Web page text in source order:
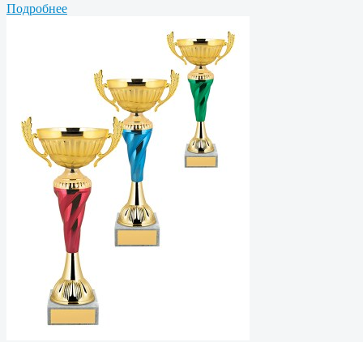
Подробнее